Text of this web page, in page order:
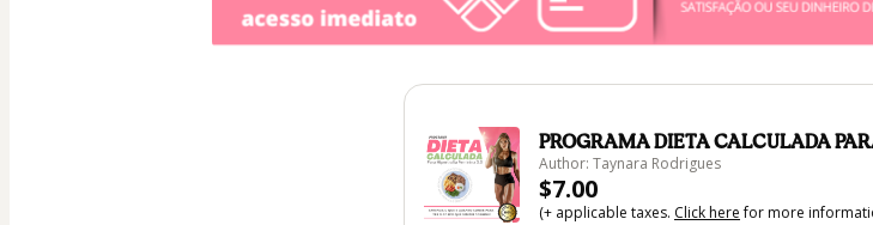
PROGRAMA DIETA CALCULADA
Author: Taynara Rodrigues
$7.00
(+ applicable taxes. Click herefor more